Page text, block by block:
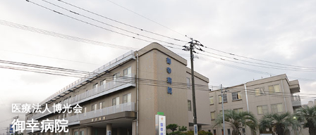
医療法人博光会
御幸病院